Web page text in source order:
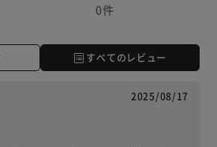
0件
すべてのレビュー
2025/08/17